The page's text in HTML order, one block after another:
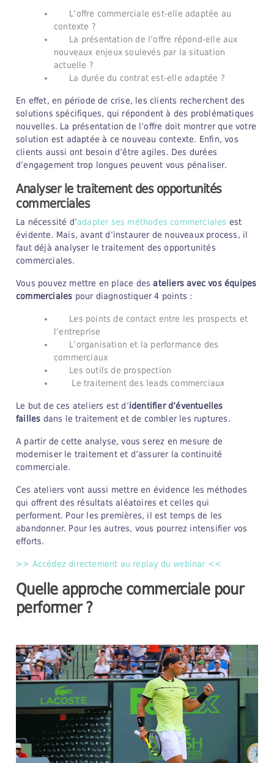
L’offre commerciale est-elle adaptée au
contexte ?
La présentation de l’offre répond-elle aux
nouveaux enjeux soulevés par la situation
actuelle ?
La durée du contrat est-elle adaptée ?
En effet, en période de crise, les clients recherchent des
solutions spécifiques, qui répondent à des problématiques
nouvelles. La présentation de l’offre doit montrer que votre
solution est adaptée à ce nouveau contexte. Enfin, vos
clients aussi ont besoin d’être agiles. Des durées
d’engagement trop longues peuvent vous pénaliser.
Analyser le traitement des opportunités
commerciales
La nécessité d’adapter ses méthodes commerciales est
évidente. Mais, avant d’instaurer de nouveaux process, il
faut déjà analyser le traitement des opportunités
commerciales.
Vous pouvez mettre en place desateliers avec vos équipes
commerciales pour diagnostiquer 4 points :
Les points de contact entre les prospects et
l’entreprise
L’organisation et la performance des
commerciaux
Les outils de prospection
Le traitement des leads commerciaux
Le but de ces ateliers est d’identifier d’éventuelles
failles dans le traitement et de combler les ruptures.
A partir de cette analyse, vous serez en mesure de
moderniser le traitement et d’assurer la continuité
commerciale.
Ces ateliers vont aussi mettre en évidence les méthodes
qui offrent des résultats aléatoires et celles qui
performent. Pour les premières, il est temps de les
abandonner. Pour les autres, vous pourrez intensifier vos
efforts.
>> Accédez directement au replay du webinar <<
Quelle approche commerciale pour
performer ?